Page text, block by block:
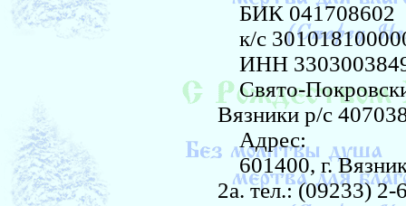
БИК 041708602
к/с
ИНН
Свято-
Вязники р/с
Адрес:
601400, г.
2а. тел.: (09233)